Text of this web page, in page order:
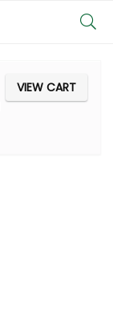
VIEW CART